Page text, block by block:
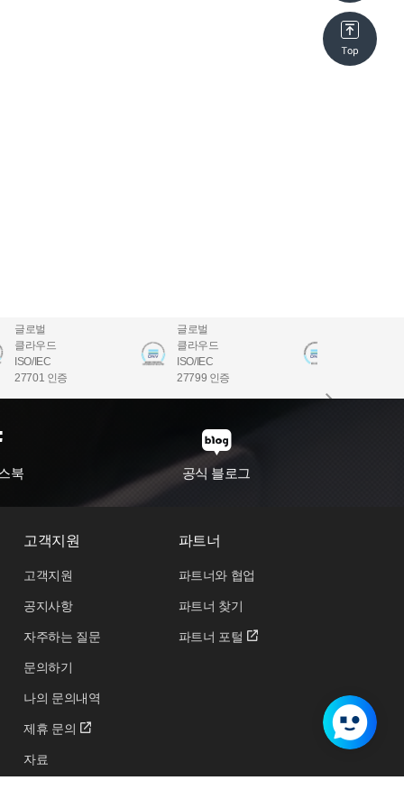
글로벌
클라우드
ISO/IEC
27701 인증
글로벌
클라우드
ISO/IEC
27799 인증
북 공식 블로그
고객지원
고객지원
공지사항
자주하는 질문
문의하기
나의 문의내역
제휴 문의
자료
파트너
파트너와 협업
파트너 찾기
파트너 포털